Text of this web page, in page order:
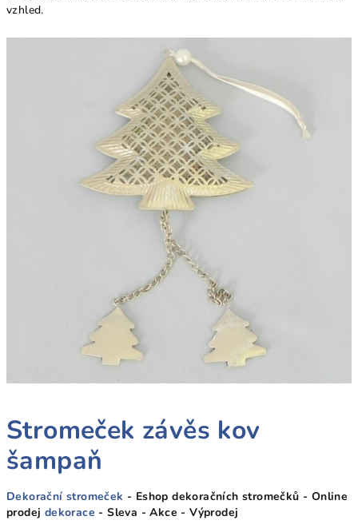
vzhled.
Stromeček závěs kov
šampaň
Dekorační stromeček - Eshop dekoračních stromečků - Online
prodej dekorace - Sleva - Akce - Výprodej